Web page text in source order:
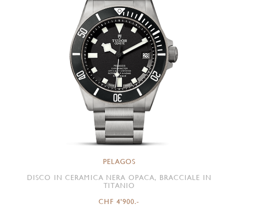
PELAGOS
DISCO IN CERAMICA NERA OPACA, BRACCIALE IN
TITANIO
CHF 4'900.-